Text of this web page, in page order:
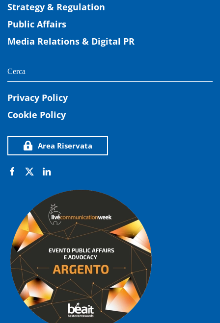
Strategy & Regulation
Public Affairs
Media Relations & Digital PR
Privacy Policy
Cookie Policy
Area Riservata